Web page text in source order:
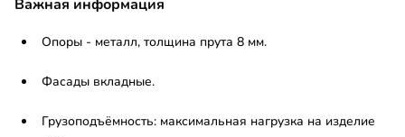
Важная информация
Опоры - металл, толщина прута 8 мм.
Фасады вкладные.
Грузоподъёмность: максимальная нагрузка на изделие